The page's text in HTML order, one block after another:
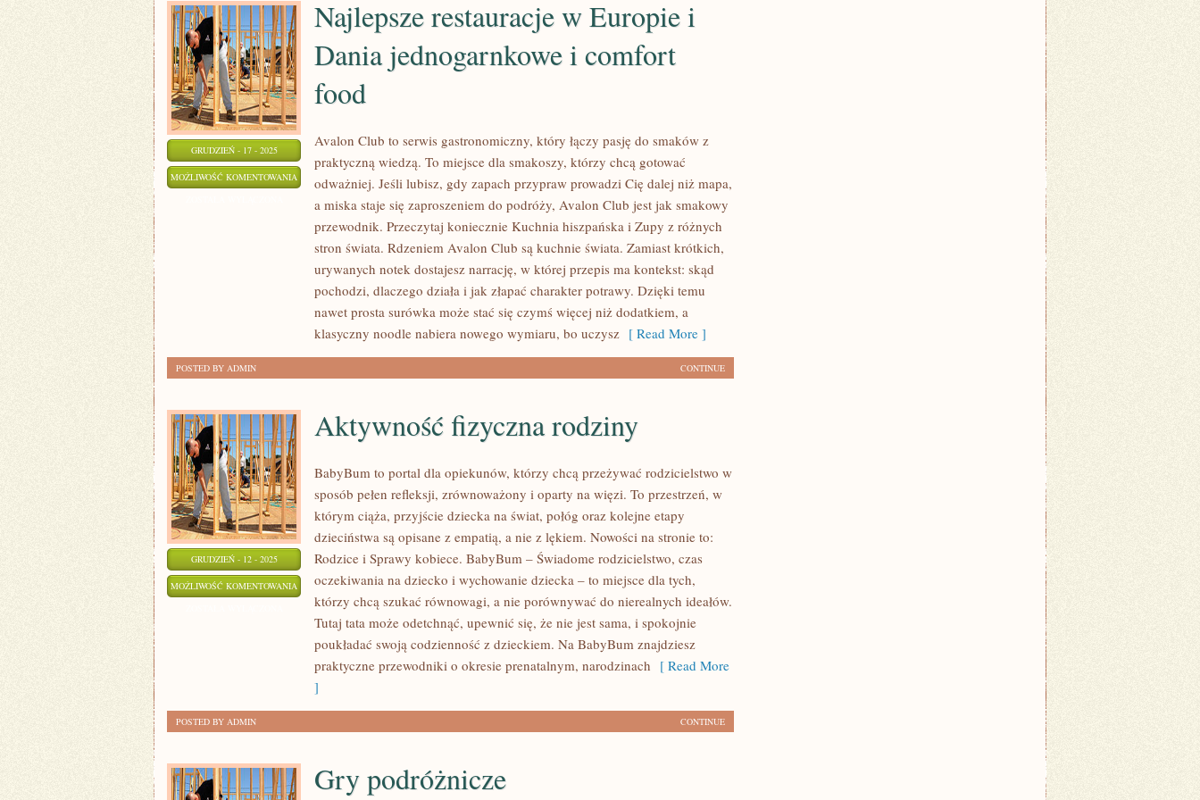
GRUDZIEŃ - 17 - 2025
MOŻLIWOŚĆ KOMENTOWANIA
RESTAURACJE
EUROPIE
DANIA
JEDNOGARNKOWE
COMFORT
FOOD
Najlepsze restauracje w Europie i
Dania jednogarnkowe i comfort
food
Avalon Club to serwis gastronomiczny, który łączy pasję do smaków z
praktyczną wiedzą. To miejsce dla smakoszy, którzy chcą gotować
odważniej. Jeśli lubisz, gdy zapach przypraw prowadzi Cię dalej niż mapa,
a miska staje się zaproszeniem do podróży, Avalon Club jest jak smakowy
przewodnik. Przeczytaj koniecznie Kuchnia hiszpańska i Zupy z różnych
stron świata. Rdzeniem Avalon Club są kuchnie świata. Zamiast krótkich,
urywanych notek dostajesz narrację, w której przepis ma kontekst: skąd
pochodzi, dlaczego działa i jak złapać charakter potrawy. Dzięki temu
nawet prosta surówka może stać się czymś więcej niż dodatkiem, a
klasyczny noodle nabiera nowego wymiaru, bo uczysz [ Read More ]
CONTINUE
POSTED BY ADMIN
GRUDZIEŃ - 12 - 2025
MOŻLIWOŚĆ KOMENTOWANIA AKTYWNOŚĆ
FIZYCZNA
RODZINY
Aktywność fizyczna rodziny
BabyBum to portal dla opiekunów, którzy chcą przeżywać rodzicielstwo w
sposób pełen refleksji, zrównoważony i oparty na więzi. To przestrzeń, w
którym ciąża, przyjście dziecka na świat, połóg oraz kolejne etapy
dzieciństwa są opisane z empatią, a nie z lękiem. Nowości na stronie to:
Rodzice i Sprawy kobiece. BabyBum – Świadome rodzicielstwo, czas
oczekiwania na dziecko i wychowanie dziecka – to miejsce dla tych,
którzy chcą szukać równowagi, a nie porównywać do nierealnych ideałów.
Tutaj tata może odetchnąć, upewnić się, że nie jest sama, i spokojnie
poukładać swoją codzienność z dzieckiem. Na BabyBum znajdziesz
praktyczne przewodniki o okresie prenatalnym, narodzinach [ Read More
]
CONTINUE
POSTED BY ADMIN
Gry podróżnicze